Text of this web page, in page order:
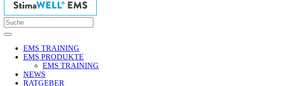
EMS TRAINING
EMS PRODUKTE
EMS TRAINING
NEWS
RATGEBER